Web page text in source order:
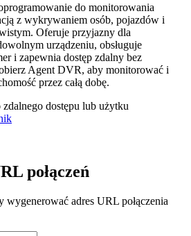
do monitorowania
z wykrywaniem osób, pojazdów i
Oferuje przyjazny dla
urządzeniu, obsługuje
i zapewnia dostęp zdalny bez
Agent DVR, aby monitorować i
przez całą dobę.
dostępu lub użytku
połączeń
adres URL połączenia